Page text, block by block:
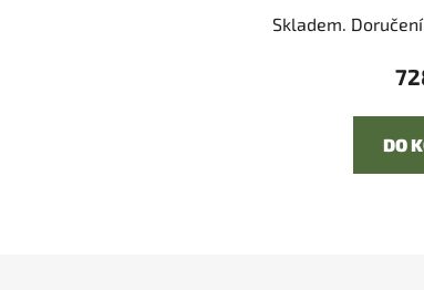
Skladem.
DO